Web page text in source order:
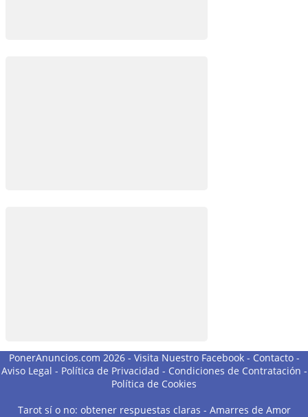
PonerAnuncios.com 2026 - Visita Nuestro Facebook- Contacto-
Aviso Legal - Política de Privacidad - Condiciones de Contratación -
Política de Cookies
Tarot sí o no: obtener respuestas claras - Amarres de Amor